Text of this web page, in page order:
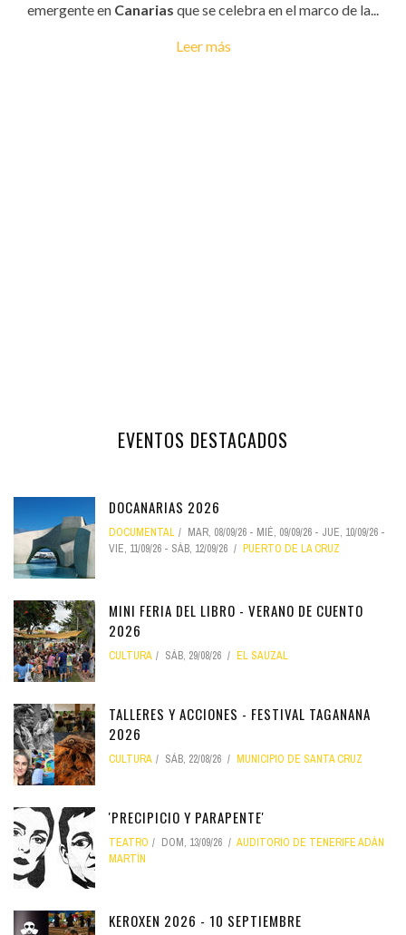
emergente en Canarias que se celebra en el marco de la...
Leer más
EVENTOS DESTACADOS
DOCANARIAS 2026
DOCUMENTAL MAR, 08/09/26 - MIÉ, 09/09/26 - JUE, 10/09/26 -
VIE, 11/09/26 - SÁB, 12/09/26 PUERTO DE LA CRUZ
MINI FERIA DEL LIBRO - VERANO DE CUENTO
2026
CULTURA SÁB, 29/08/26 EL SAUZAL
TALLERES Y ACCIONES - FESTIVAL TAGANANA
2026
CULTURA SÁB, 22/08/26 MUNICIPIO DE SANTA CRUZ
'PRECIPICIO Y PARAPENTE'
TEATRO DOM, 13/09/26
AUDITORIO DE TENERIFE ADÁN
MARTÍN
KEROXEN 2026 - 10 SEPTIEMBRE